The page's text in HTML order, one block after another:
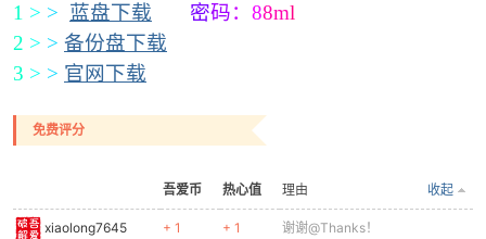
1 > > 蓝盘下载 密码： 88ml
2 > > 备份盘下载
3 > > 官网下载
免费评分
吾爱币 热心值 收起
理由
xiaolong7645 + 1 + 1 谢谢@Thanks！